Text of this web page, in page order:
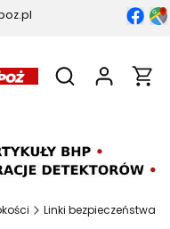
Otwórz
Linki bezpieczeństwa